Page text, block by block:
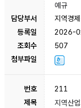
예규
지역경
2026-
507
211
지역산